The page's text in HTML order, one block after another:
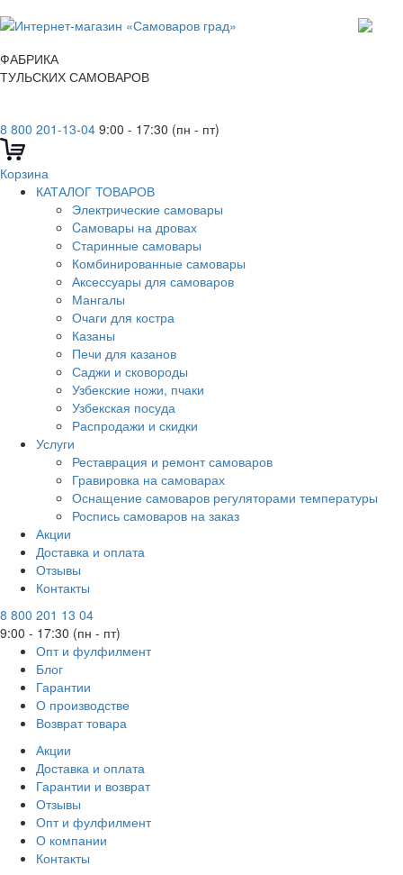
ФАБРИКА
ТУЛЬСКИХ САМОВАРОВ
8 800 201-13-04 9:00 - 17:30 (пн - пт)
Корзина
КАТАЛОГ ТОВАРОВ
Электрические самовары
Cамовары на дровах
Старинные самовары
Комбинированные самовары
Аксессуары для самоваров
Мангалы
Очаги для костра
Казаны
Печи для казанов
Саджи и сковороды
Узбекские ножи, пчаки
Узбекская посуда
Распродажи и скидки
Услуги
Реставрация и ремонт самоваров
Гравировка на самоварах
Оснащение самоваров регуляторами температуры
Роспись самоваров на заказ
Акции
Доставка и оплата
Отзывы
Контакты
8 800 201 13 04
9:00 - 17:30 (пн - пт)
Опт и фулфилмент
Блог
Гарантии
О производстве
Возврат товара
Акции
Доставка и оплата
Гарантии и возврат
Отзывы
Опт и фулфилмент
О компании
Контакты